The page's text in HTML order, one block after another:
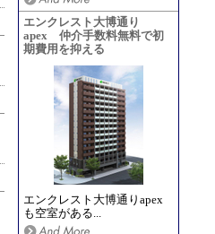
エンクレスト大博通り
apex 仲介手数料無料で初
期費用を抑える
エンクレスト大博通りapex
も空室がある...